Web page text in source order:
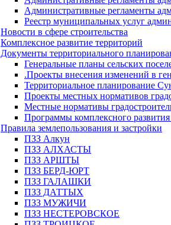
Административные регламенты
Реестр муниципальных услуг
Новости в сфере строительства
Комплексное развитие территорий
Документы территориального
Генеральные планы сельских
.Проекты внесения изменений в
Территориальное планирование
Проекты местных нормативов
Местные нормативы
Программы комплексного
Правила землепользования и застройки
ПЗЗ Алкун
ПЗЗ АЛХАСТЫ
ПЗЗ АРШТЫ
ПЗЗ БЕРД-ЮРТ
ПЗЗ ГАЛАШКИ
ПЗЗ ДАТТЫХ
ПЗЗ МУЖИЧИ
ПЗЗ НЕСТЕРОВСКОЕ